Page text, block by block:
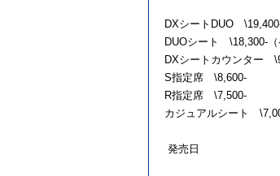
DXシートDUO
DUOシート \18,300-（
DXシートカウンター
S指定席 \8,600-
R指定席 \7,500-
カジュアルシート
発売日